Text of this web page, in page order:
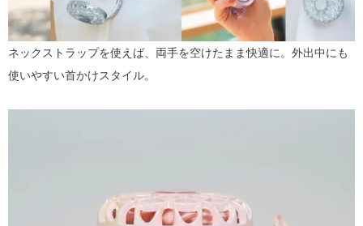
ネックストラップを使えば、両手を空けたまま快適に。外出中にも
使いやすい首かけスタイル。